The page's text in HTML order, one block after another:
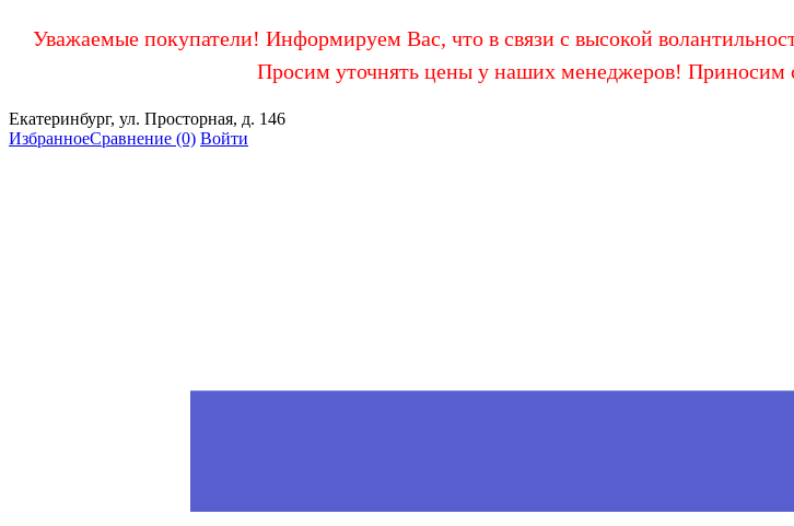
Уважаемые покупатели! Информируем Вас, что в связи с высокой
Просим уточнять цены у наших менеджеров! Приносим
Екатеринбург, ул. Просторная, д. 146
ИзбранноеСравнение (0) Войти